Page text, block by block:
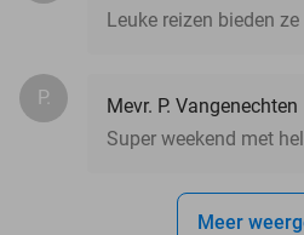
Leuke reizen bieden ze
P.
Mevr. P. Vangenechten
Super weekend met
Meer